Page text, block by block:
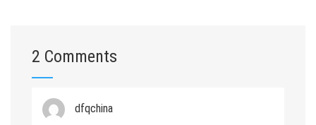
2 Comments
dfqchina